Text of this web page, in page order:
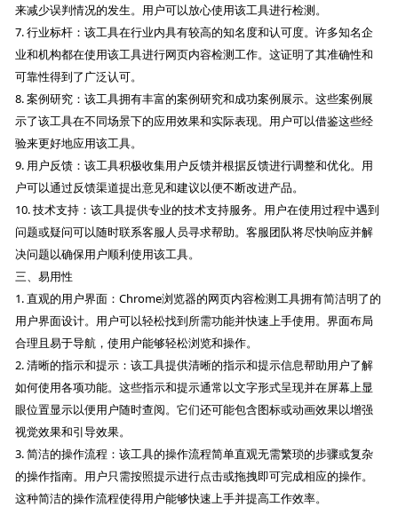
来减少误判情况的发生。用户可以放心使用该工具进行检测。
7. 行业标杆：该工具在行业内具有较高的知名度和认可度。许多知名企
业和机构都在使用该工具进行网页内容检测工作。这证明了其准确性和
可靠性得到了广泛认可。
8. 案例研究：该工具拥有丰富的案例研究和成功案例展示。这些案例展
示了该工具在不同场景下的应用效果和实际表现。用户可以借鉴这些经
验来更好地应用该工具。
9. 用户反馈：该工具积极收集用户反馈并根据反馈进行调整和优化。用
户可以通过反馈渠道提出意见和建议以便不断改进产品。
10. 技术支持：该工具提供专业的技术支持服务。用户在使用过程中遇到
问题或疑问可以随时联系客服人员寻求帮助。客服团队将尽快响应并解
决问题以确保用户顺利使用该工具。
三、易用性
1. 直观的用户界面：Chrome浏览器的网页内容检测工具拥有简洁明了的
用户界面设计。用户可以轻松找到所需功能并快速上手使用。界面布局
合理且易于导航，使用户能够轻松浏览和操作。
2. 清晰的指示和提示：该工具提供清晰的指示和提示信息帮助用户了解
如何使用各项功能。这些指示和提示通常以文字形式呈现并在屏幕上显
眼位置显示以便用户随时查阅。它们还可能包含图标或动画效果以增强
视觉效果和引导效果。
3. 简洁的操作流程：该工具的操作流程简单直观无需繁琐的步骤或复杂
的操作指南。用户只需按照提示进行点击或拖拽即可完成相应的操作。
这种简洁的操作流程使得用户能够快速上手并提高工作效率。